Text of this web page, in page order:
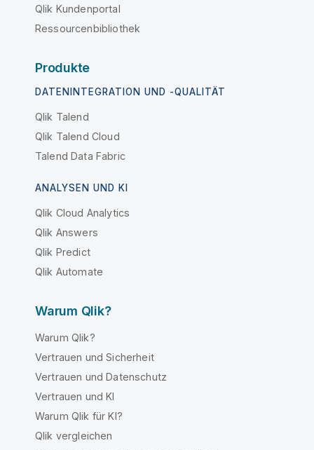
Qlik Kundenportal
Ressourcenbibliothek
Produkte
DATENINTEGRATION UND -QUALITÄT
Qlik Talend
Qlik Talend Cloud
Talend Data Fabric
ANALYSEN UND KI
Qlik Cloud Analytics
Qlik Answers
Qlik Predict
Qlik Automate
Warum Qlik?
Warum Qlik?
Vertrauen und Sicherheit
Vertrauen und Datenschutz
Vertrauen und KI
Warum Qlik für KI?
Qlik vergleichen